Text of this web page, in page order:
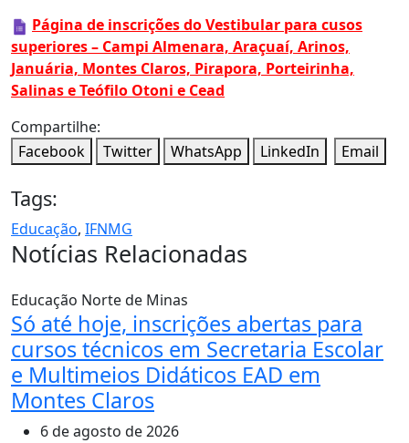
Página de inscrições do Vestibular para cusos
superiores – Campi Almenara, Araçuaí, Arinos,
Januária, Montes Claros, Pirapora, Porteirinha,
Salinas e Teófilo Otoni e Cead
Compartilhe:
Facebook
Twitter WhatsApp LinkedIn Email
Tags:
Educação, IFNMG
Notícias Relacionadas
Educação Norte de Minas
Só até hoje, inscrições abertas para
cursos técnicos em Secretaria Escolar
e Multimeios Didáticos EAD em
Montes Claros
6 de agosto de 2026